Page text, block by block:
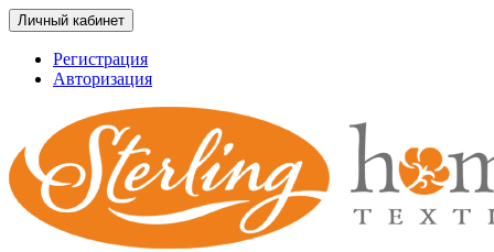
Личный кабинет
Регистрация
Авторизация